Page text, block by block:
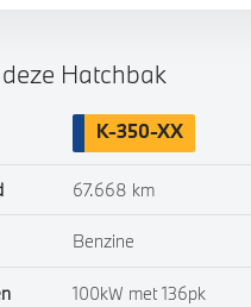
Hatchbak
K-350-XX
67.668 km
Benzine
100kW met 136pk